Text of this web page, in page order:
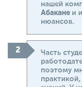
нашей
Абакане и
нюансов.
Часть
поэтому